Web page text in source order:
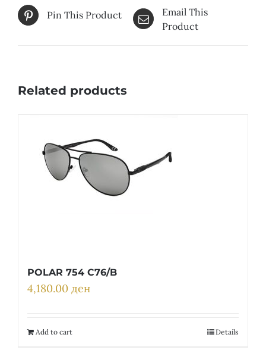
Pin This Product
Email This
Product
Related products
POLAR 754 C76/B
4,180.00 ден
Add to cart Details